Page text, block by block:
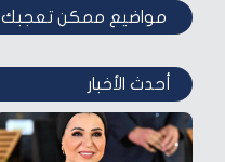
مواضيع ممكن تعجبك
أحدث الأخبار